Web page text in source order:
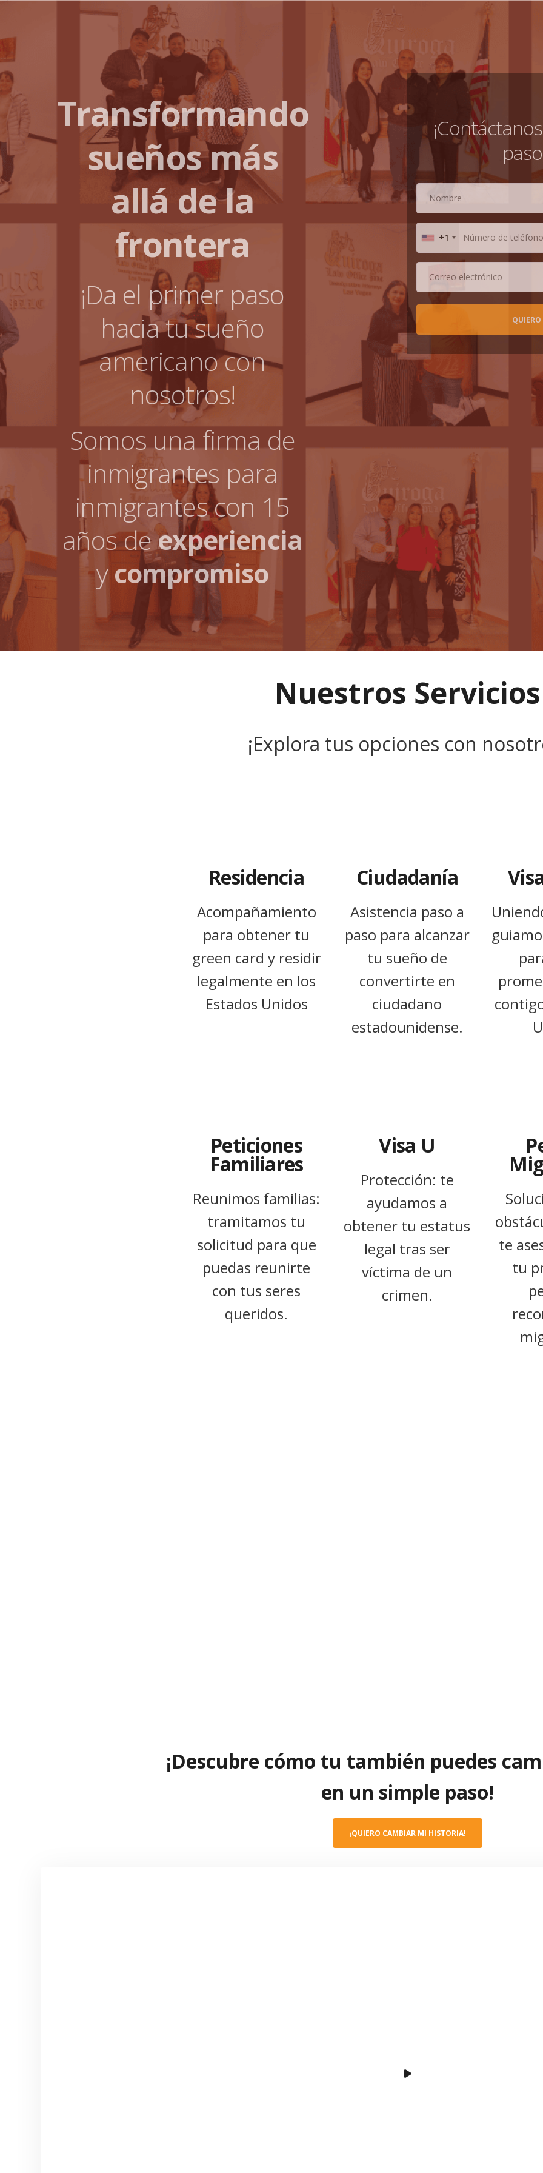
Transformando
sueños más
allá de la
frontera
¡Da el primer paso
hacia tu sueño
americano con
nosotros!
Somos una firma de
inmigrantes para
inmigrantes con 15
años deexperiencia
ycompromiso
+1
Nuestros Servicios
¡Explora tus opciones con
Residencia
Acompañamiento
para obtener tu
green card y residir
legalmente en los
Estados Unidos
Ciudadanía
Asistencia paso a
paso para alcanzar
tu sueño de
convertirte en
ciudadano
estadounidense.
Peticiones
Familiares
Reunimos familias:
tramitamos tu
solicitud para que
puedas reunirte
con tus seres
queridos.
Visa U
Protección: te
ayudamos a
obtener tu estatus
legal tras ser
víctima de un
crimen.
te
tu
¡Descubre cómo tu también puedes
en un simple paso!
¡QUIERO CAMBIAR MI HISTORIA!